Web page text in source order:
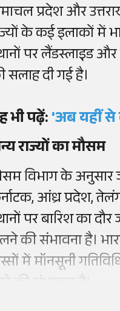
प्रदेश और
के कई इलाकों में
पर लैंडस्लाइ़ड
सलाह दी गई है।
भी पढ़ें:'अब यहीं से
राज्यों का मौसम
विभाग के अनुसार
आंध्र प्रदेश,
पर बारिश का
की संभावना है।
में मॉनसूनी
की संभावना है।